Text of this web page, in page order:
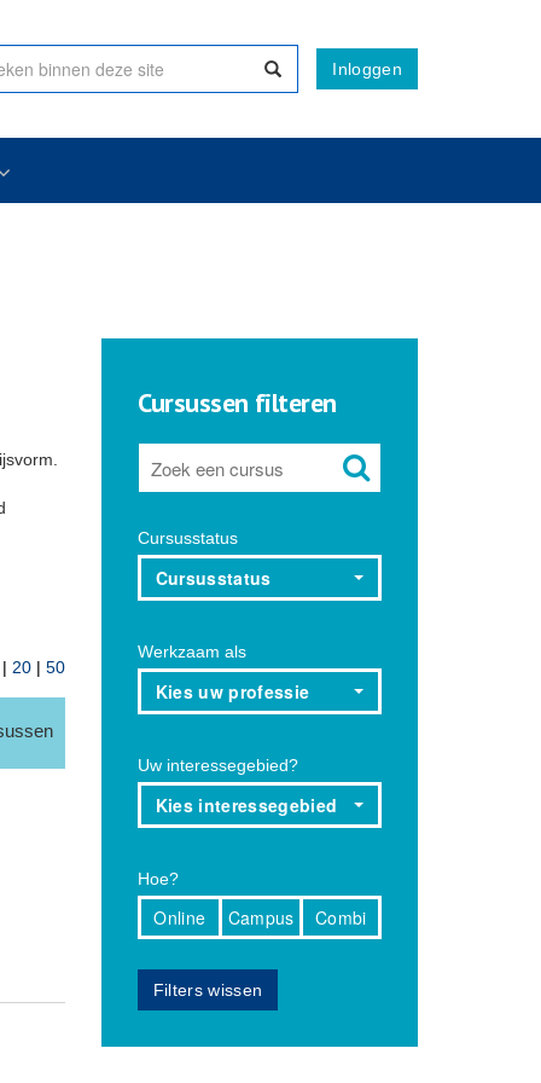
Inloggen
20| 50
Cursussen filteren
Cursusstatus
Cursusstatus
Werkzaam als
Kies uw professie
Uw interessegebied?
Kies interessegebied
Hoe?
Online Campus Combi
Filters wissen